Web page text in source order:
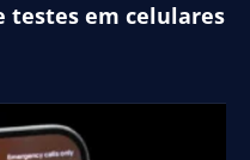
testes em celulares